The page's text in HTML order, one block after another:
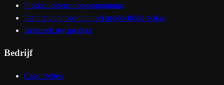
Productleiderschapsprogramma
Partner voor operationeel productleiderschap
Bespreek uw product
Bedrijf
Capaciteiten